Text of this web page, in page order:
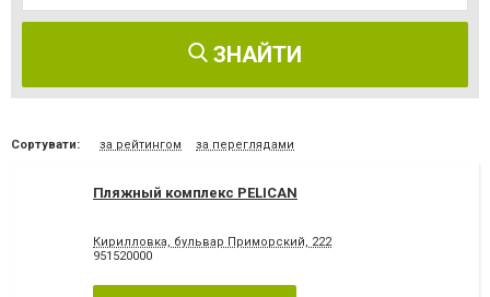
ЗНАЙТИ
Сортувати: за рейтингом за переглядами
Пляжный комплекс PELICAN
Кирилловка, бульвар Приморский, 222
951520000